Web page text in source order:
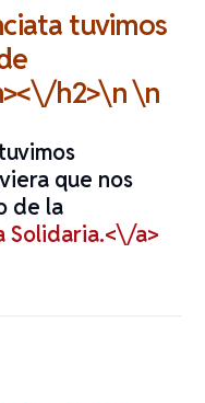
tuvimos
h2>\n \n
que nos
de la
Solidaria.<\/a>